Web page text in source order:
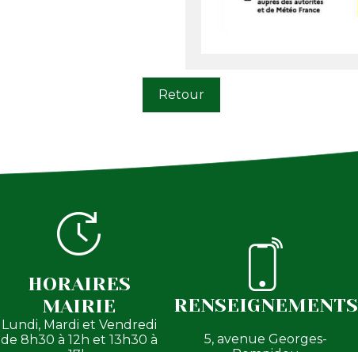
Retour
HORAIRES
MAIRIE
Lundi, Mardi et Vendredi
de 8h30 à 12h et 13h30 à
RENSEIGNEMENTS
5, avenue Georges-